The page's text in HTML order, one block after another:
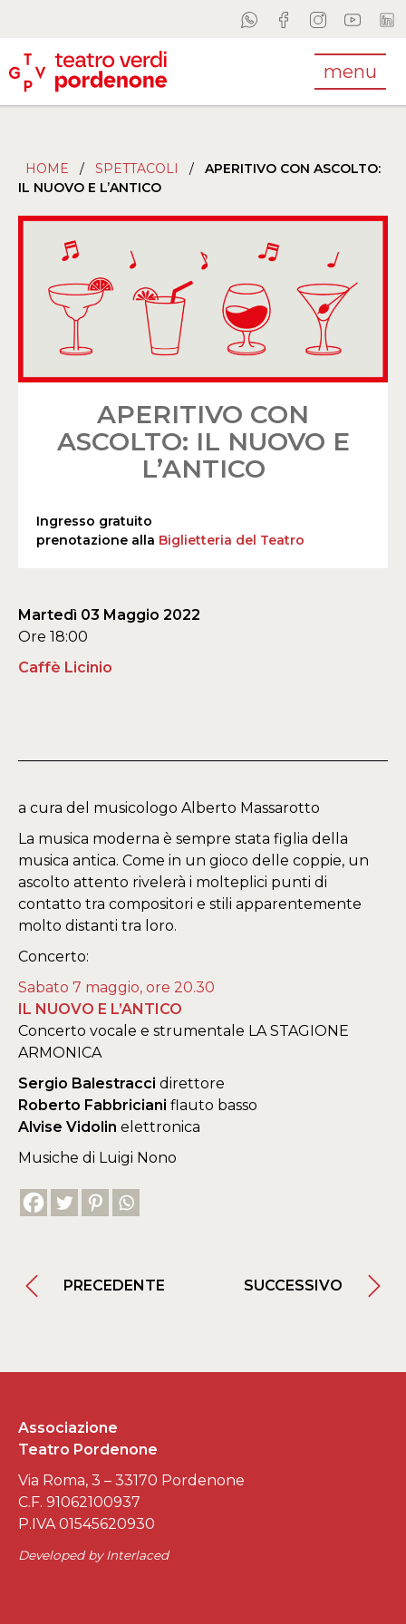
menu
HOME / SPETTACOLI /
APERITIVO CON ASCOLTO:
IL NUOVO E L’ANTICO
APERITIVO CON
ASCOLTO: IL NUOVO E
L’ANTICO
Ingresso gratuito
prenotazione alla Biglietteria del Teatro
Martedì 03 Maggio 2022
Ore 18:00
Caffè Licinio
a cura del musicologo Alberto Massarotto
La musica moderna è sempre stata figlia della
musica antica. Come in un gioco delle coppie, un
ascolto attento rivelerà i molteplici punti di
contatto tra compositori e stili apparentemente
molto distanti tra loro.
Concerto:
Sabato 7 maggio, ore 20.30
IL NUOVO E L’ANTICO
Concerto vocale e strumentale LA STAGIONE
ARMONICA
Sergio Balestracci direttore
Roberto Fabbriciani flauto basso
Alvise Vidolin elettronica
Musiche di Luigi Nono
PRECEDENTE SUCCESSIVO
Associazione
Teatro Pordenone
Via Roma, 3 – 33170 Pordenone
C.F. 91062100937
P.IVA 01545620930
Developed by Interlaced